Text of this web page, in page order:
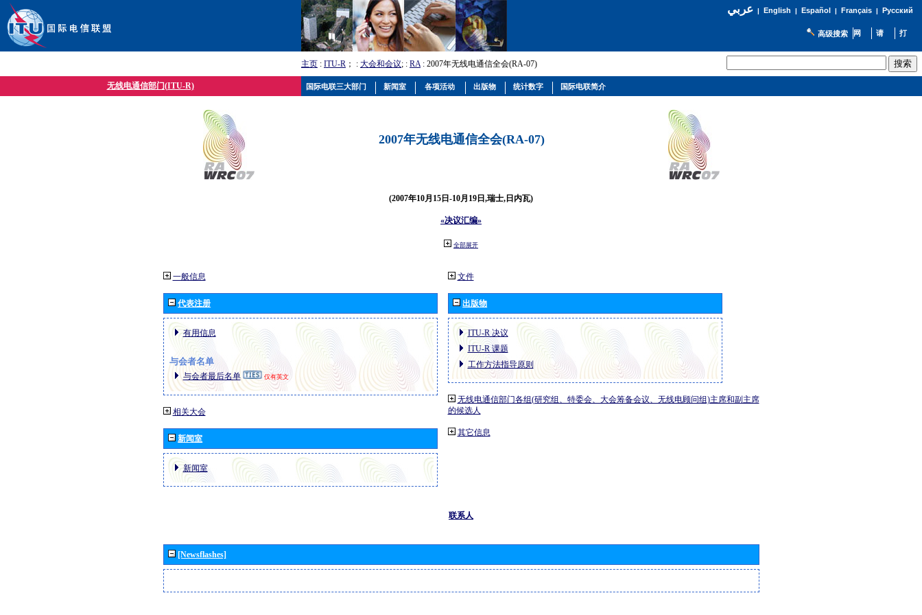
عربي| English | Español | Français| Русский
高级搜索
主页 : ITU-R ； : 大会和会议; : RA: 2007年无线电通信全会(RA-07)
无线电通信部门(ITU-R)
2007年无线电通信全会(RA-07)
(2007年10月15日-10月19日,瑞士,日内瓦)
«决议汇编»
全部展开
一般信息
代表注册
有用信息
与会者名单
与会者最后名单 仅有英文
相关大会
新闻室
新闻室
文件
出版物
ITU-R 决议
ITU-R 课题
工作方法指导原则
无线电通信部门各组(研究组、特委会、大会筹备会议、无线电顾问组)主席和副主席
的候选人
其它信息
联系人
[Newsflashes]
国际电联三大部门 新闻室 各项活动 出版物 统计数字 国际电联简介